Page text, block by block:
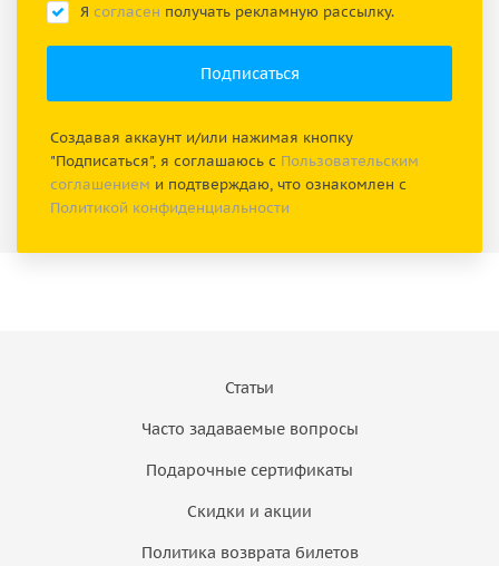
Я согласен получать рекламную рассылку.
Создавая аккаунт и/или нажимая кнопку
"Подписаться", я соглашаюсь с Пользовательским
соглашением и подтверждаю, что ознакомлен с
Политикой конфиденциальности
Статьи
Часто задаваемые вопросы
Подарочные сертификаты
Скидки и акции
Политика возврата билетов